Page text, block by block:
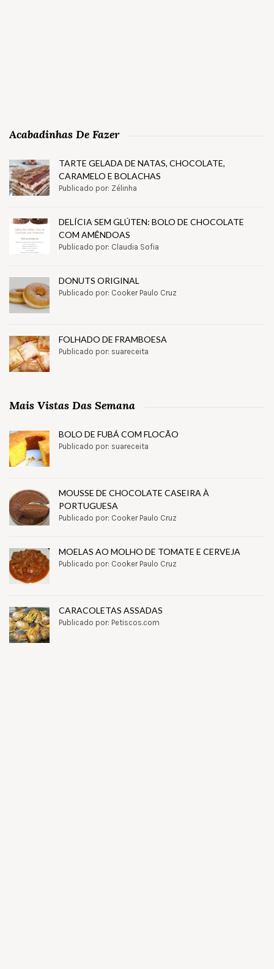
Acabadinhas De Fazer
TARTE GELADA DE NATAS, CHOCOLATE,
CARAMELO E BOLACHAS
Publicado por: Zélinha
DELÍCIA SEM GLÚTEN: BOLO DE CHOCOLATE
COM AMÊNDOAS
Publicado por: Claudia Sofia
DONUTS ORIGINAL
Publicado por: Cooker Paulo Cruz
FOLHADO DE FRAMBOESA
Publicado por: suareceita
Mais Vistas Das Semana
BOLO DE FUBÁ COM FLOCÃO
Publicado por: suareceita
MOUSSE DE CHOCOLATE CASEIRA À
PORTUGUESA
Publicado por: Cooker Paulo Cruz
MOELAS AO MOLHO DE TOMATE E CERVEJA
Publicado por: Cooker Paulo Cruz
CARACOLETAS ASSADAS
Publicado por: Petiscos.com